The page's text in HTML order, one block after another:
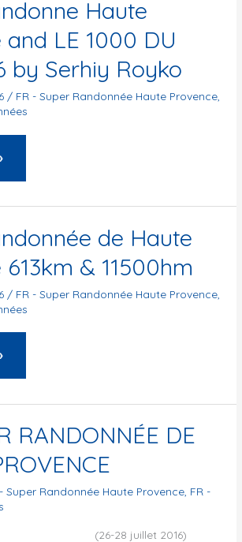
Haute
and LE 1000 DU
by Serhiy Royko
/ FR - Super Randonnée Haute Provence
de Haute
& 11500hm
/ FR - Super Randonnée Haute Provence
RANDONNÉE DE
Super Randonnée Haute Provence FR -
juillet 2016)